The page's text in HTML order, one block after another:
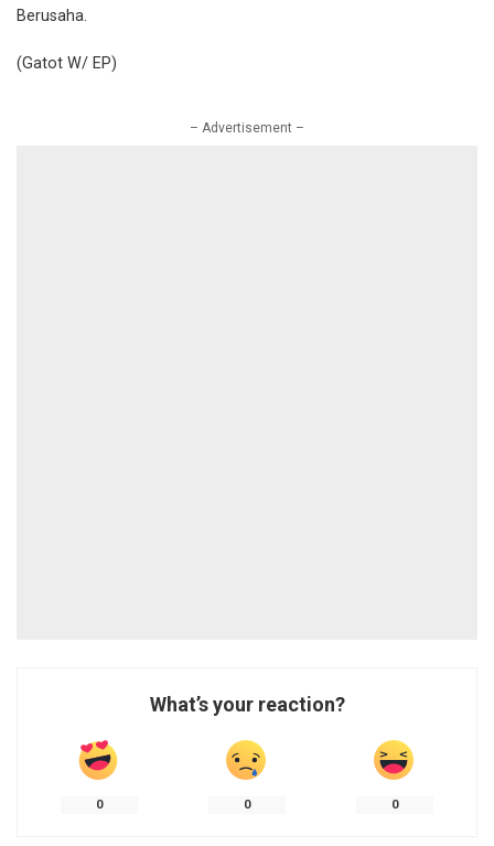
Berusaha.
(Gatot W/ EP)
– Advertisement –
What’s your reaction?
0 0 0